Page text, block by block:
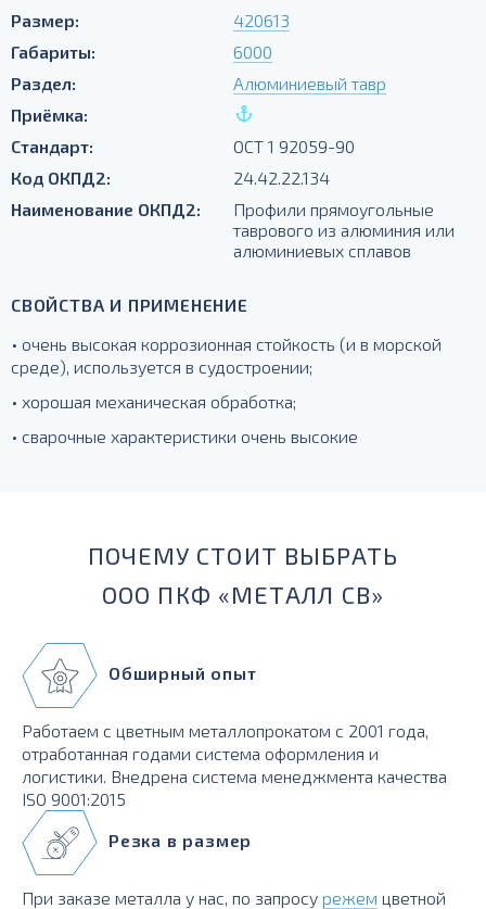
Размер:
420613
Габариты:
6000
Раздел:
Алюминиевый тавр
Приёмка:
Стандарт:
ОСТ 1 92059-90
Код ОКПД2:
24.42.22.134
Наименование ОКПД2:
Профили прямоугольные
таврового из алюминия или
алюминиевых сплавов
СВОЙСТВА И ПРИМЕНЕНИЕ
• очень высокая коррозионная стойкость (и в морской
среде), используется в судостроении;
• хорошая механическая обработка;
• сварочные характеристики очень высокие
ПОЧЕМУ СТОИТ ВЫБРАТЬ
ООО ПКФ «МЕТАЛЛ СВ»
Обширный опыт
Работаем с цветным металлопрокатом с 2001 года,
отработанная годами система оформления и
логистики. Внедрена система менеджмента качества
ISO 9001:2015
Резка в размер
При заказе металла у нас, по запросу режем цветной